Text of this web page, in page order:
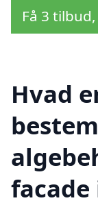
Få 3
Hvad
facade